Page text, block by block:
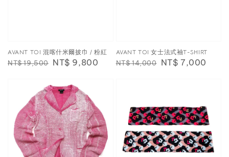
AVANT TOI 混喀什米爾披巾 / 粉紅
Regular
NT$ 19,500 Sale
NT$ 9,800
AVANT TOI 女士法式袖T-SHIRT
Regular
NT$ 14,000 Sale
NT$ 7,000